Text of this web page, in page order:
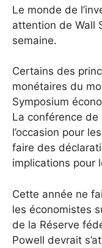
Le monde de
attention de Wall
semaine.
Certains des
monétaires du
Symposium
La conférence
l’occasion pour
faire des
implications pour
Cette année ne
les économistes
de la Réserve
Powell devrait